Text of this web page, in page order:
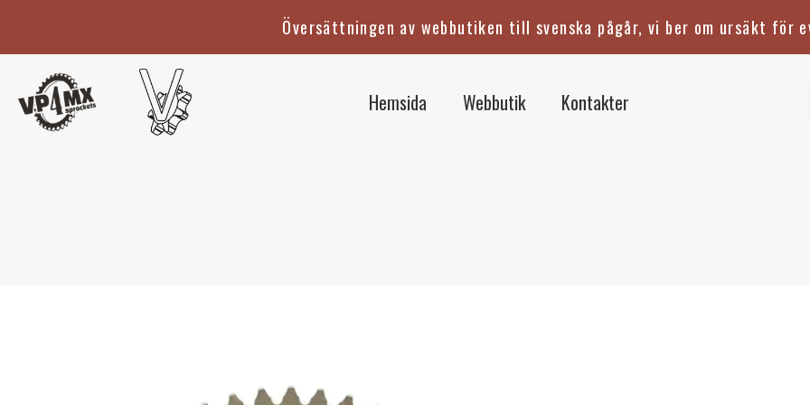
innehåll
Översättningen av webbutiken till svenska pågår, vi ber om ursäkt för
Hemsida Webbutik Kontakter